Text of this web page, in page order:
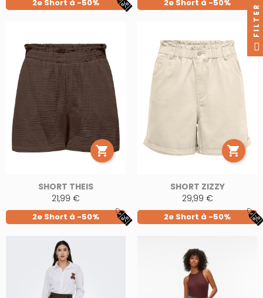
2e Short à -50% 2e Short à -50%

SHORT THEIS
21,99 €
2e Short à -50%

SHORT ZIZZY
29,99 €
2e Short à -50%
FILTER